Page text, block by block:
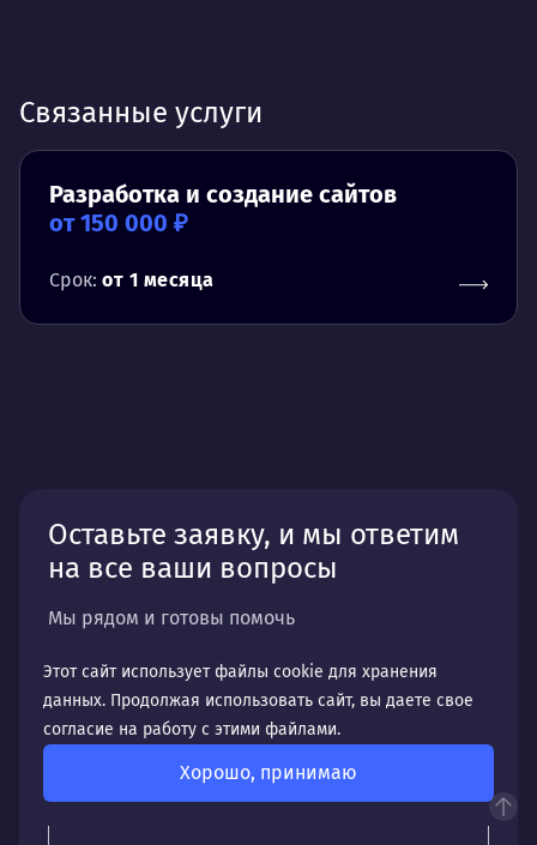
Связанные услуги
Разработка и создание сайтов
от 150 000 ₽
Срок: от 1 месяца
Оставьте заявку, и мы ответим
на все ваши вопросы
Мы рядом и готовы помочь
Ваше имя *
Ваш телефон *
Ваш email
Этот сайт использует файлы cookie для хранения
данных. Продолжая использовать сайт, вы даете свое
согласие на работу с этими файлами.
Хорошо, принимаю